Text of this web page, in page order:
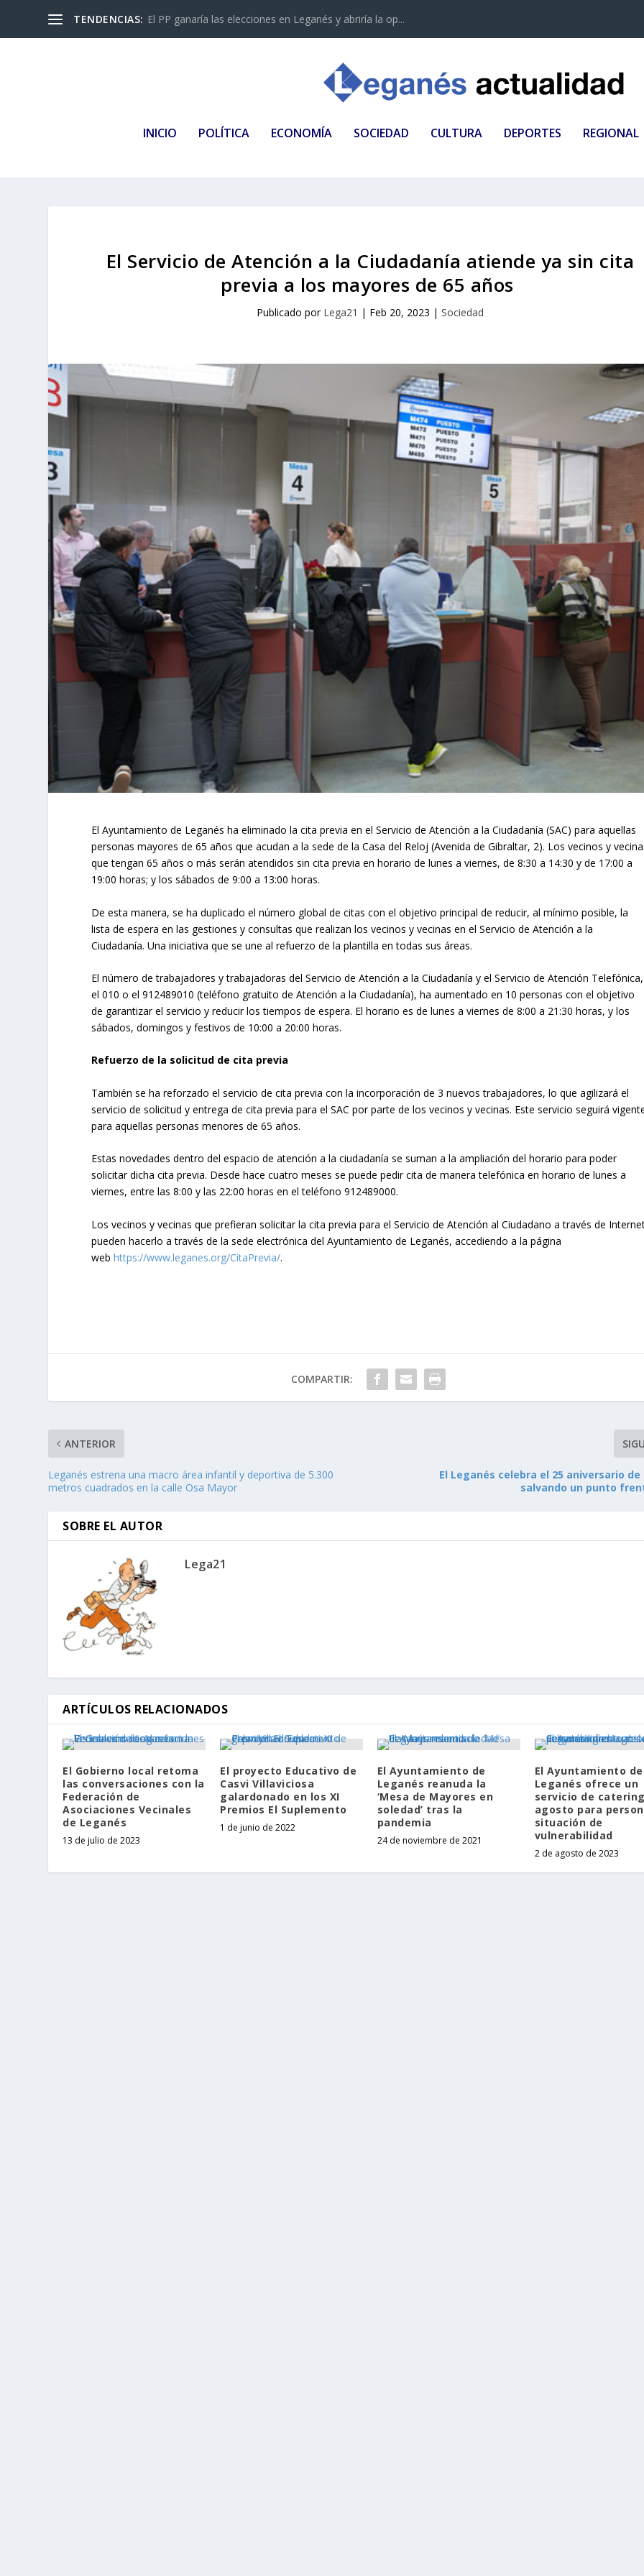
TENDENCIAS: El PP ganaría las elecciones en Leganés y abriría la op...
INICIO POLÍTICA ECONOMÍA SOCIEDAD CULTURA DEPORTES REGIONAL
El Servicio de Atención a la Ciudadanía atiende ya sin cita
previa a los mayores de 65 años
Publicado por Lega21 | Feb 20, 2023 | Sociedad
El Ayuntamiento de Leganés ha eliminado la cita previa en el Servicio de Atención a la Ciudadanía (SAC) para aquellas
personas mayores de 65 años que acudan a la sede de la Casa del Reloj (Avenida de Gibraltar, 2). Los vecinos y
que tengan 65 años o más serán atendidos sin cita previa en horario de lunes a viernes, de 8:30 a 14:30 y de 17:00 a
19:00 horas; y los sábados de 9:00 a 13:00 horas.
De esta manera, se ha duplicado el número global de citas con el objetivo principal de reducir, al mínimo posible, la
lista de espera en las gestiones y consultas que realizan los vecinos y vecinas en el Servicio de Atención a la
Ciudadanía. Una iniciativa que se une al refuerzo de la plantilla en todas sus áreas.
El número de trabajadores y trabajadoras del Servicio de Atención a la Ciudadanía y el Servicio de Atención Telefónica,
el 010 o el 912489010 (teléfono gratuito de Atención a la Ciudadanía), ha aumentado en 10 personas con el objetivo
de garantizar el servicio y reducir los tiempos de espera. El horario es de lunes a viernes de 8:00 a 21:30 horas, y los
sábados, domingos y festivos de 10:00 a 20:00 horas.
Refuerzo de la solicitud de cita previa
También se ha reforzado el servicio de cita previa con la incorporación de 3 nuevos trabajadores, lo que agilizará el
servicio de solicitud y entrega de cita previa para el SAC por parte de los vecinos y vecinas. Este servicio seguirá
para aquellas personas menores de 65 años.
Estas novedades dentro del espacio de atención a la ciudadanía se suman a la ampliación del horario para poder
solicitar dicha cita previa. Desde hace cuatro meses se puede pedir cita de manera telefónica en horario de lunes a
viernes, entre las 8:00 y las 22:00 horas en el teléfono 912489000.
Los vecinos y vecinas que prefieran solicitar la cita previa para el Servicio de Atención al Ciudadano a través de
pueden hacerlo a través de la sede electrónica del Ayuntamiento de Leganés, accediendo a la página
webhttps://www.leganes.org/CitaPrevia/.
COMPARTIR:
ANTERIOR
Leganés estrena una macro área infantil y deportiva de 5.300
metros cuadrados en la calle Osa Mayor
El Leganés celebra el 25 aniversario
salvando un punto
SOBRE EL AUTOR
Lega21
ARTÍCULOS RELACIONADOS
El Gobierno local retoma
las conversaciones con la
Federación de
Asociaciones Vecinales
de Leganés
13 de julio de 2023
El proyecto Educativo de
Casvi Villaviciosa
galardonado en los XI
Premios El Suplemento
1 de junio de 2022
El Ayuntamiento de
Leganés reanuda la
‘Mesa de Mayores en
soledad’ tras la
pandemia
24 de noviembre de 2021
El Ayuntamiento de
Leganés ofrece un
servicio de
agosto para
situación de
vulnerabilidad
2 de agosto de 2023